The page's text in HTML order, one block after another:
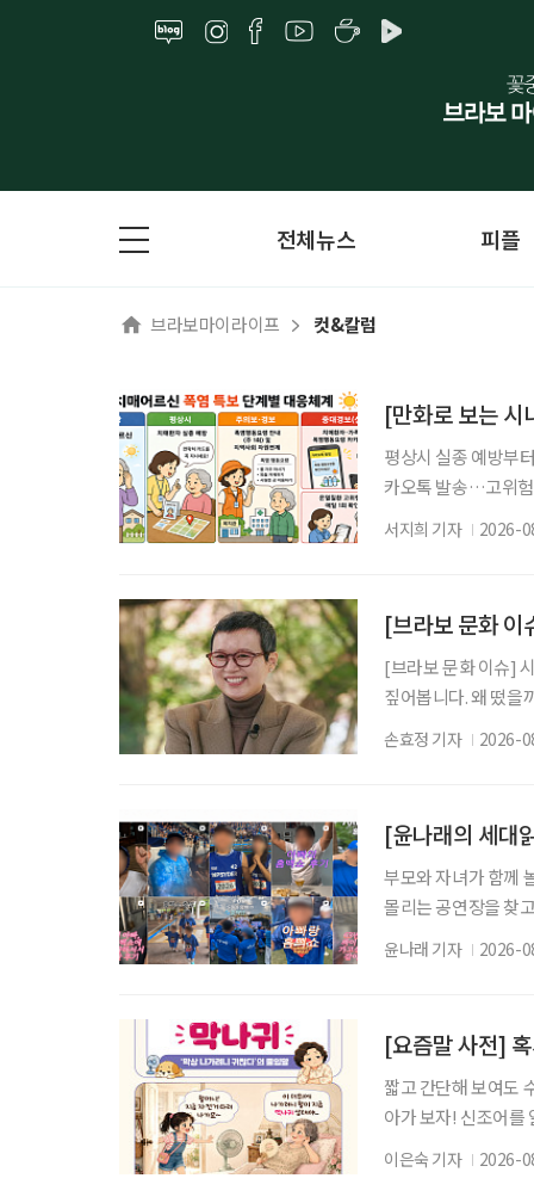
전체뉴스 피플
브라보마이라이프 컷&칼럼
[만화로 보는 시
평상시 실종 예방부
카오톡 발송…고위
됩니다. 평상시에
니다. 특히 새롭게
니다. 외출
서지희 기자 2026-
[브라보 문화 이
[브라보 문화 이슈]
짚어봅니다. 왜 떴을
단단해진 모습으로
널에 출연한 그는 방
손효정 기자 2026-
부모와 자녀가 함께
몰리는 공연장을 찾
을 돌린다. 세대의
사람의 취향인지
윤나래 기자 2026-
[요즘말 사전] 혹
짧고 간단해 보여도
아가 보자! 신조어를
은 기운이 더해진
예약도 하고, 친구
이은숙 기자 2026-